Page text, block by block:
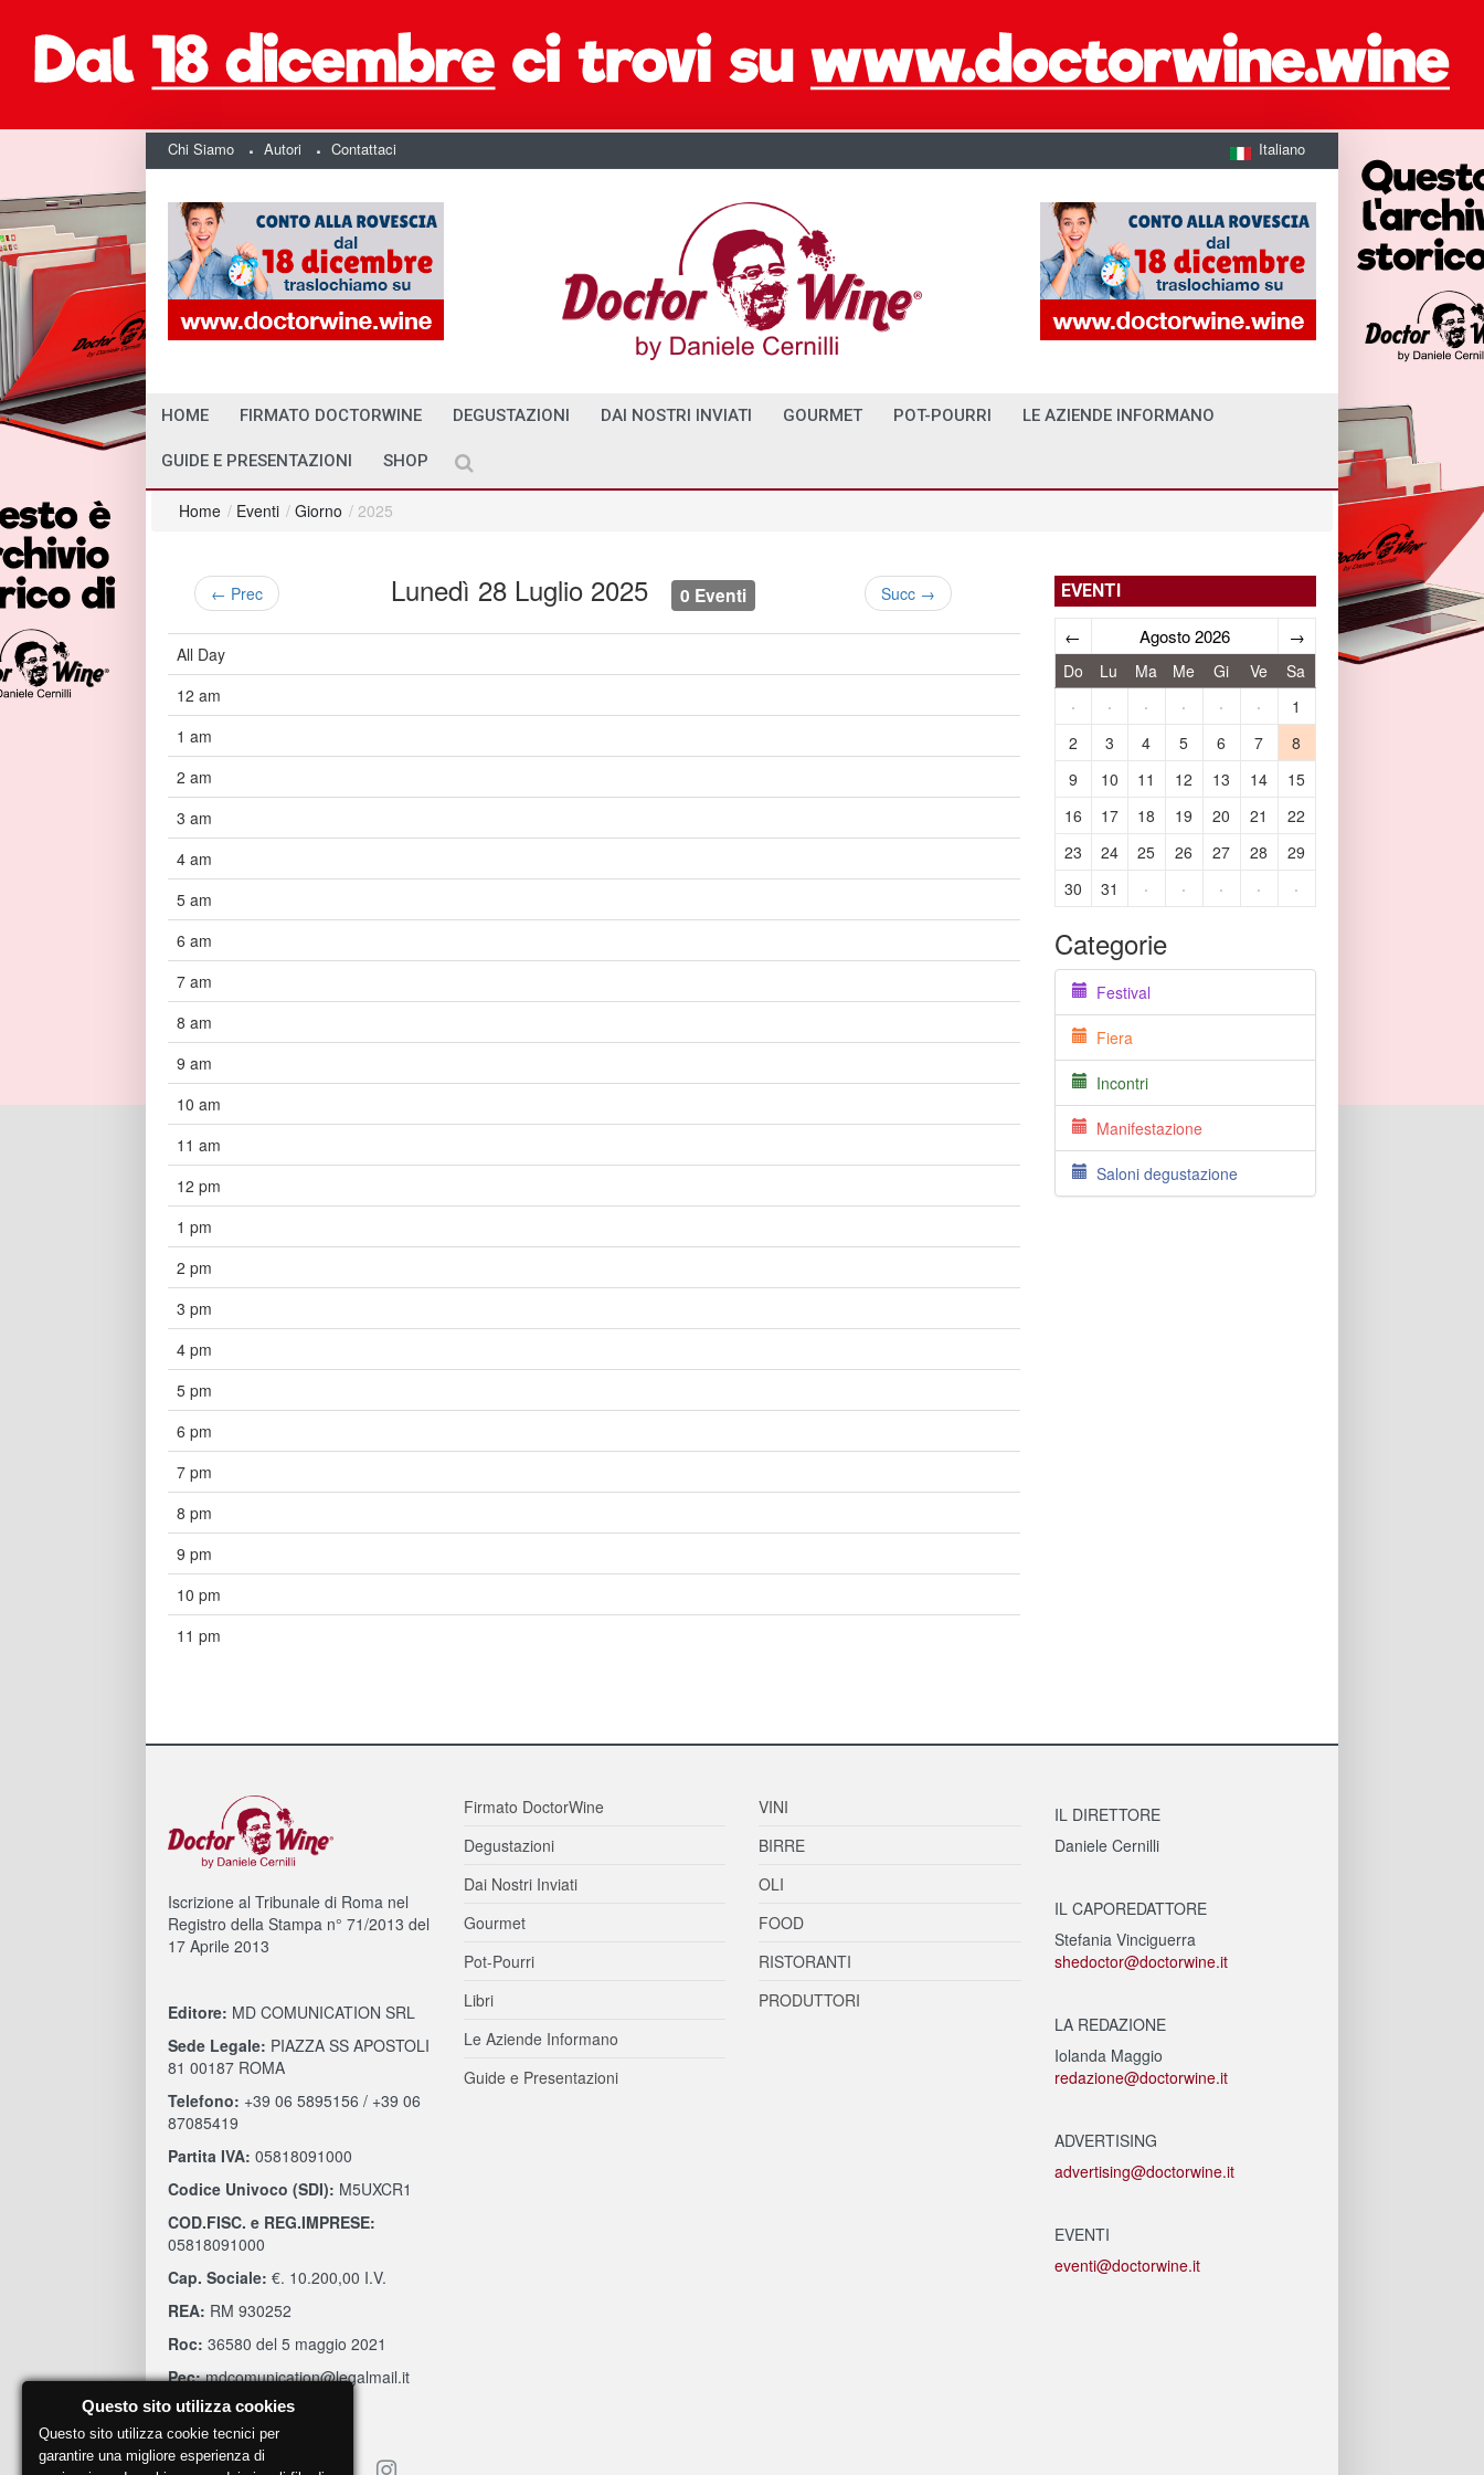
Chi Siamo Autori Contattaci Italiano
HOME FIRMATO DOCTORWINE DEGUSTAZIONI DAI NOSTRI INVIATI GOURMET POT-POURRI LE AZIENDE INFORMANO
GUIDE E PRESENTAZIONI SHOP
Home / Eventi / Giorno / 2025
← Prec Lunedì 28 Luglio 2025 0 Eventi Succ →
All Day
12 am
1 am
2 am
3 am
4 am
5 am
6 am
7 am
8 am
9 am
10 am
11 am
12 pm
1 pm
2 pm
3 pm
4 pm
5 pm
6 pm
7 pm
8 pm
9 pm
10 pm
11 pm
EVENTI
← Agosto 2026 →
Do Lu Ma Me Gi Ve
Sa
·
· · · · ·
1
2
3 4 5 6 7
8
9
10 11 12 13 14
15
16
17 18 19 20 21
22
23
24 25 26 27 28
29
30
31 · · · · ·
Categorie
Festival
Fiera
Incontri
Manifestazione
Saloni degustazione
Iscrizione al Tribunale di Roma nel
Registro della Stampa n° 71/2013 del
17 Aprile 2013
Editore: MD COMUNICATION SRL
Sede Legale: PIAZZA SS APOSTOLI
81 00187 ROMA
Telefono: +39 06 5895156 / +39 06
87085419
Partita IVA: 05818091000
Codice Univoco (SDI): M5UXCR1
COD.FISC. e REG.IMPRESE:
05818091000
Cap. Sociale: €. 10.200,00 I.V.
REA: RM 930252
Roc: 36580 del 5 maggio 2021
Pec:mdcomunication@legalmail.it
Firmato DoctorWine
Degustazioni
Dai Nostri Inviati
Gourmet
Pot-Pourri
Libri
Le Aziende Informano
Guide e Presentazioni
VINI
BIRRE
OLI
FOOD
RISTORANTI
PRODUTTORI
IL DIRETTORE
Daniele Cernilli
IL CAPOREDATTORE
Stefania Vinciguerra
shedoctor@doctorwine.it
LA REDAZIONE
Iolanda Maggio
redazione@doctorwine.it
ADVERTISING
advertising@doctorwine.it
EVENTI
eventi@doctorwine.it
Questo sito utilizza cookies
Questo sito utilizza cookie tecnici per
garantire una migliore esperienza di